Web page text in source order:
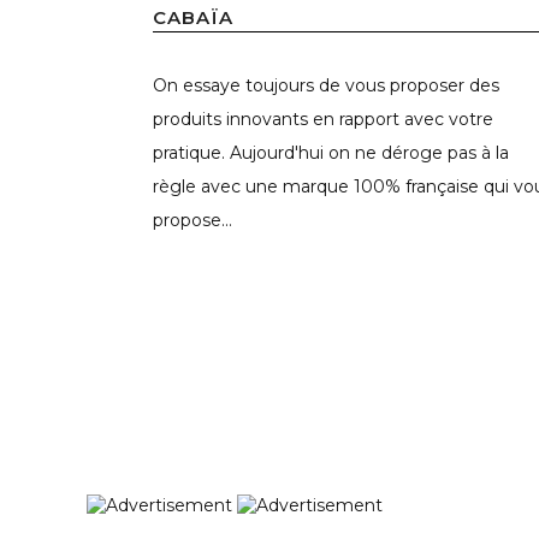
CABAÏA
On essaye toujours de vous proposer des
produits innovants en rapport avec votre
pratique. Aujourd'hui on ne déroge pas à la
règle avec une marque 100% française qui
propose...